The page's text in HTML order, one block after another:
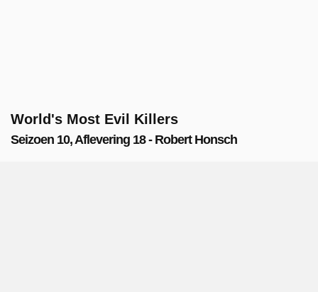
World's Most Evil Killers
Seizoen 10, Aflevering 18 - Robert Honsch